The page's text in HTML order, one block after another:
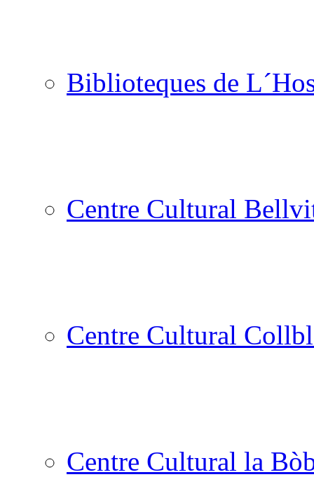
Biblioteques de
Centre Cultural
Centre Cultural
Centre Cultural la